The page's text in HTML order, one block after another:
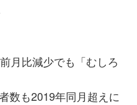
月比減少でも「むしろ
数も2019年同月超えに